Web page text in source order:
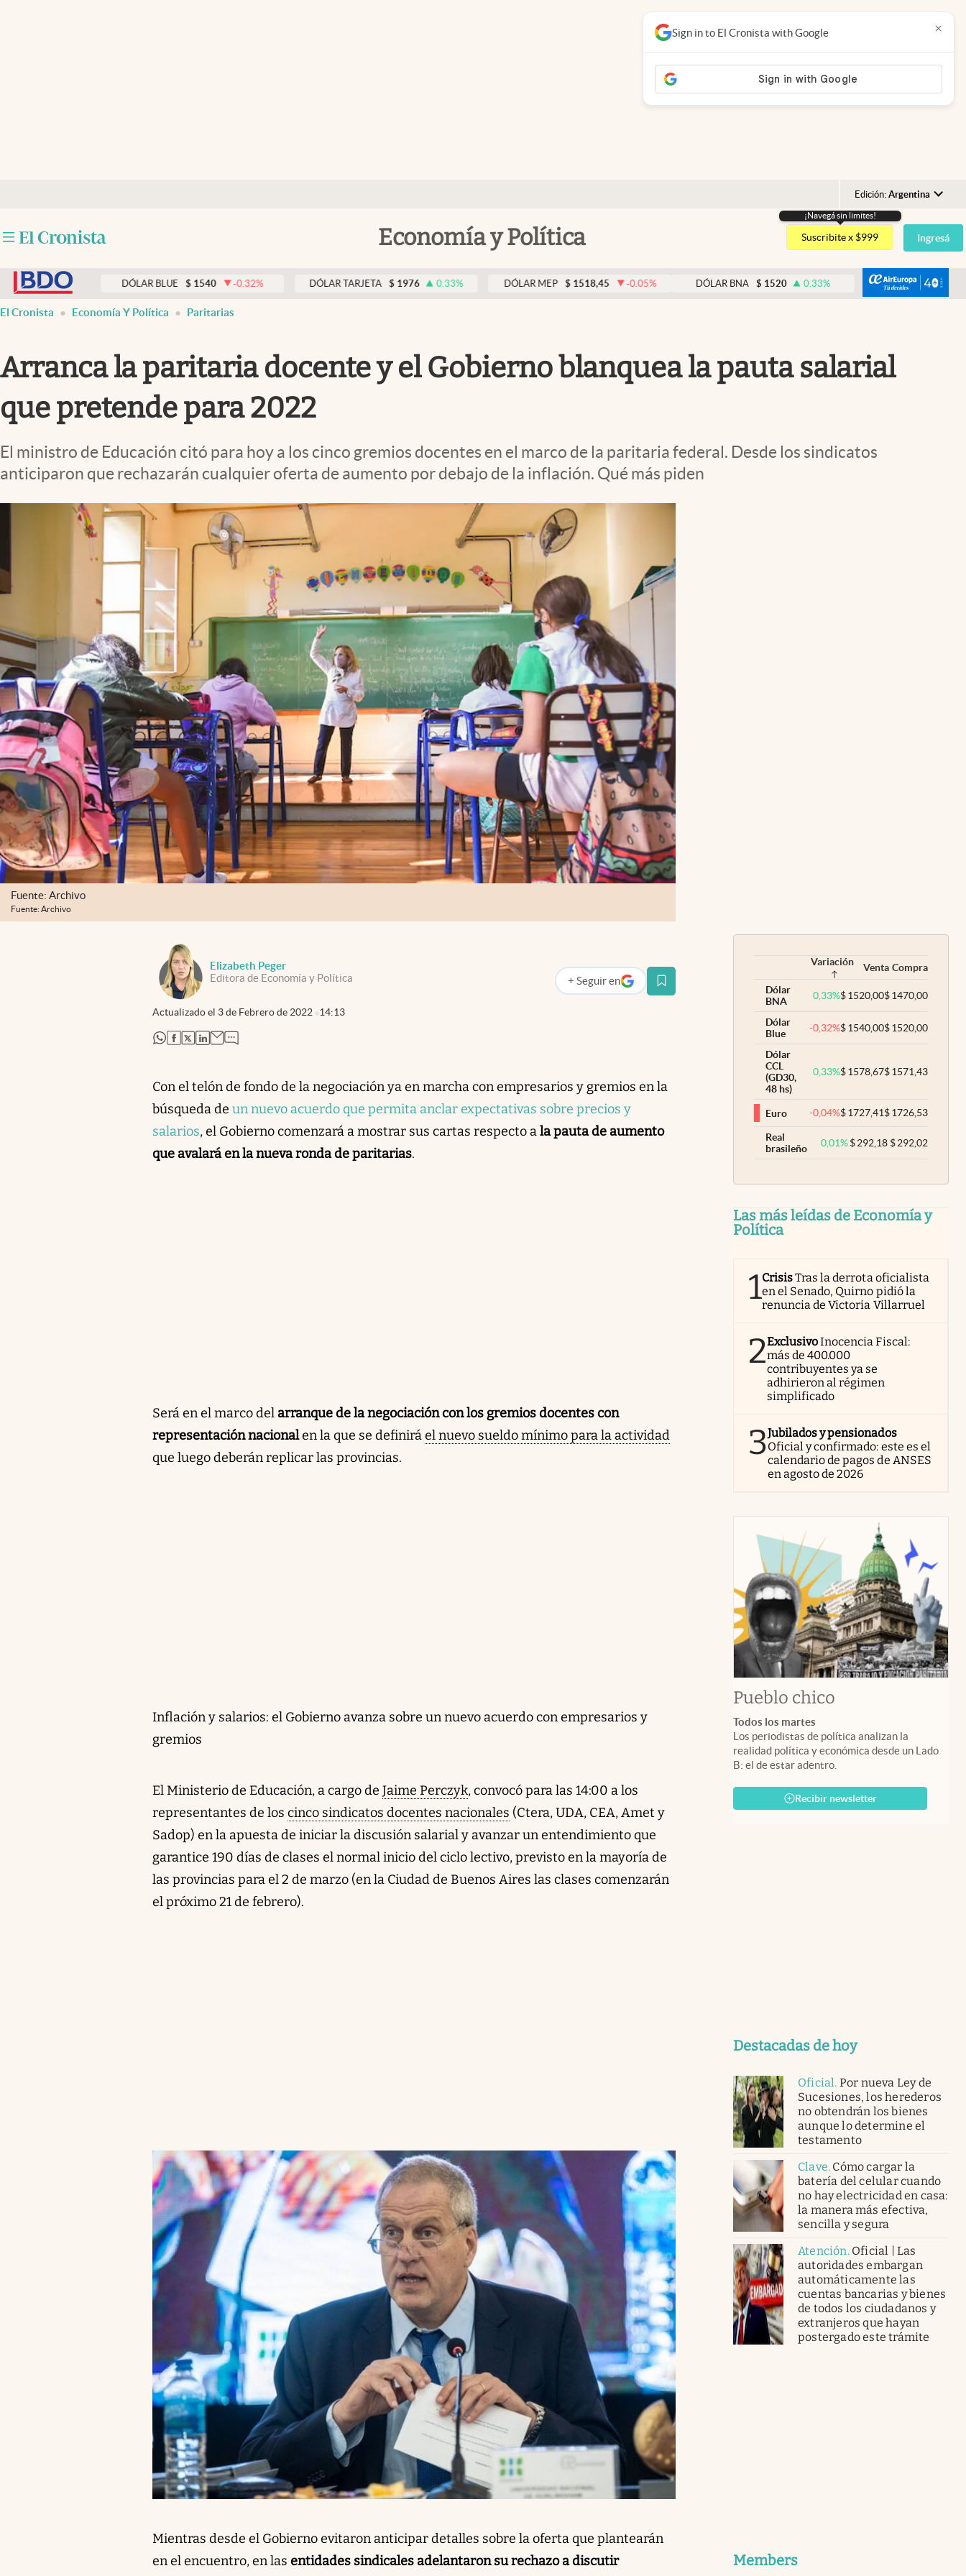
Edición: Argentina
Argentina
España
México
USA
Economía y Política
Otras secciones
Mundial 2026
El Cronista Studio
abre en nueva pestaña
¡Navegá sin limites!
Suscribite x $999 Ingresá
DÓLAR BLUE $ 1540 -0.32% DÓLAR TARJETA $ 1976 0.33% DÓLAR MEP $ 1518,45 -0.05% DÓLAR BNA $ 1520 0.33% DÓLAR BLUE $ 1540
Sign in to El Cronista with Google ×
El Cronista Economía Y Política Paritarias
Arranca la paritaria docente y el Gobierno blanquea la pauta salarial
que pretende para 2022
El ministro de Educación citó para hoy a los cinco gremios docentes en el marco de la paritaria federal. Desde los sindicatos
anticiparon que rechazarán cualquier oferta de aumento por debajo de la inflación. Qué más piden
Fuente: Archivo
Fuente: Archivo
Elizabeth Peger
Editora de Economía y Política
Actualizado el 3 de Febrero de 2022 14:13
+ Seguir en
abre en nueva pestaña
abre en nueva pestaña
abre en nueva pestaña
abre en nueva pestaña
abre en nueva pestaña
Con el telón de fondo de la negociación ya en marcha con empresarios y gremios en la
búsqueda de un nuevo acuerdo que permita anclar expectativas sobre precios y
salarios, el Gobierno comenzará a mostrar sus cartas respecto ala pauta de aumento
que avalará en la nueva ronda de paritarias.
Será en el marco del arranque de la negociación con los gremios docentes con
representación nacionalen la que se definiráel nuevo sueldo mínimo para la actividad
que luego deberán replicar las provincias.
Inflación y salarios: el Gobierno avanza sobre un nuevo acuerdo con empresarios y
gremios
El Ministerio de Educación, a cargo de Jaime Perczyk, convocó para las 14:00 a los
representantes de los cinco sindicatos docentes nacionales (Ctera, UDA, CEA, Amet y
Sadop) en la apuesta de iniciar la discusión salarial y avanzar un entendimiento que
garantice 190 días de clases el normal inicio del ciclo lectivo, previsto en la mayoría de
las provincias para el 2 de marzo (en la Ciudad de Buenos Aires las clases comenzarán
el próximo 21 de febrero).
Mientras desde el Gobierno evitaron anticipar detalles sobre la oferta que plantearán
en el encuentro, en las entidades sindicales adelantaron su rechazo a discutir
Variación Venta Compra
Dólar
BNA
0,33%$1520,00$1470,00
Dólar
Blue
-0,32%$1540,00$1520,00
Dólar
CCL
(GD30,
48 hs)
0,33%$1578,67$1571,43
Euro -0,04%$1727,41$1726,53
Real
brasileño
0,01% $292,18 $292,02
Las más leídas de Economía y
Política
1CrisisTras la derrota oficialista
en el Senado, Quirno pidió la
renuncia de Victoria Villarruel
2ExclusivoInocencia Fiscal:
más de 400.000
contribuyentes ya se
adhirieron al régimen
simplificado
3Jubilados y pensionados
Oficial y confirmado: este es el
calendario de pagos de ANSES
en agosto de 2026
Pueblo chico
Todos los martes
Los periodistas de política analizan la
realidad política y económica desde un Lado
B: el de estar adentro.
Recibir newsletter
Destacadas de hoy
Oficial. Por nueva Ley de
Sucesiones, los herederos
no obtendrán los bienes
aunque lo determine el
testamento
Clave. Cómo cargar la
batería del celular cuando
no hay electricidad en casa:
la manera más efectiva,
sencilla y segura
Atención. Oficial | Las
autoridades embargan
automáticamente las
cuentas bancarias y bienes
de todos los ciudadanos y
extranjeros que hayan
postergado este trámite
Members